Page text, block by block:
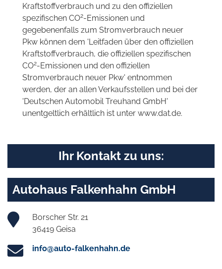
Kraftstoffverbrauch und zu den offiziellen
spezifischen CO2-Emissionen und
gegebenenfalls zum Stromverbrauch neuer
Pkw können dem 'Leitfaden über den offiziellen
Kraftstoffverbrauch, die offiziellen spezifischen
CO2-Emissionen und den offiziellen
Stromverbrauch neuer Pkw' entnommen
werden, der an allen Verkaufsstellen und bei der
'Deutschen Automobil Treuhand GmbH'
unentgeltlich erhältlich ist unter www.dat.de.
Ihr Kontakt zu uns:
Autohaus Falkenhahn GmbH
Borscher Str. 21
36419 Geisa
info@auto-falkenhahn.de